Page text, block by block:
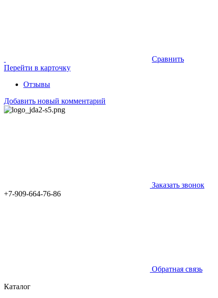
Сравнить
Перейти в карточку
Отзывы
Добавить новый комментарий
Заказать звонок
+7-909-664-76-86
Обратная связь
Каталог